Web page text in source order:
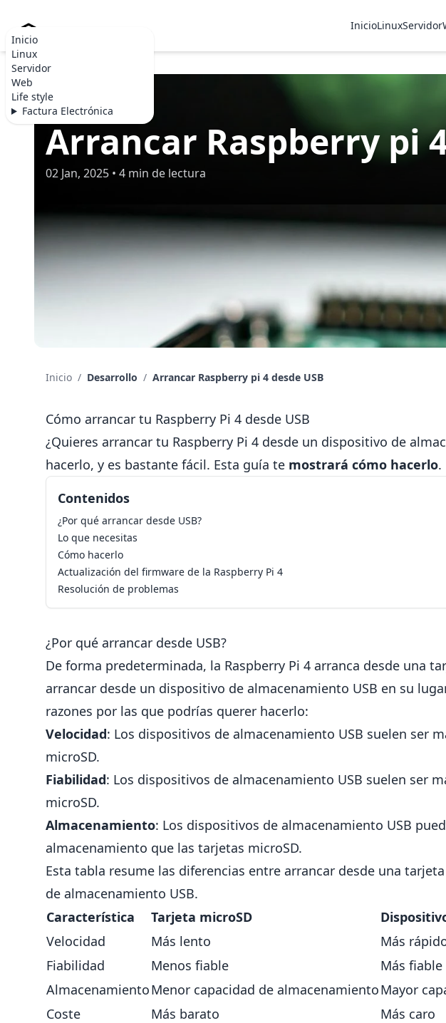
Inicio
Linux
Servidor
Web
Life style
Factura Electrónica
InicioLinuxServidor
DESARROLLO
Arrancar Raspberry pi
02 Jan, 2025 • 4 min de lectura
Inicio / Desarrollo / Arrancar Raspberry pi 4 desde USB
Cómo arrancar tu Raspberry Pi 4 desde USB
¿Quieres arrancar tu Raspberry Pi 4 desde un dispositivo de
hacerlo, y es bastante fácil. Esta guía te mostrará cómo hacerlo.
Contenidos
¿Por qué arrancar desde USB?
Lo que necesitas
Cómo hacerlo
Actualización del firmware de la Raspberry Pi 4
Resolución de problemas
¿Por qué arrancar desde USB?
De forma predeterminada, la Raspberry Pi 4 arranca desde una
arrancar desde un dispositivo de almacenamiento USB en su
razones por las que podrías querer hacerlo:
Velocidad: Los dispositivos de almacenamiento USB suelen ser
microSD.
Fiabilidad: Los dispositivos de almacenamiento USB suelen ser
microSD.
Almacenamiento: Los dispositivos de almacenamiento USB
almacenamiento que las tarjetas microSD.
Esta tabla resume las diferencias entre arrancar desde una
de almacenamiento USB.
Característica
Tarjeta microSD
Velocidad
Más lento
Más
Fiabilidad
Menos fiable
Más fiable
AlmacenamientoMenor capacidad de almacenamientoMayor
Coste
Más barato
Más caro